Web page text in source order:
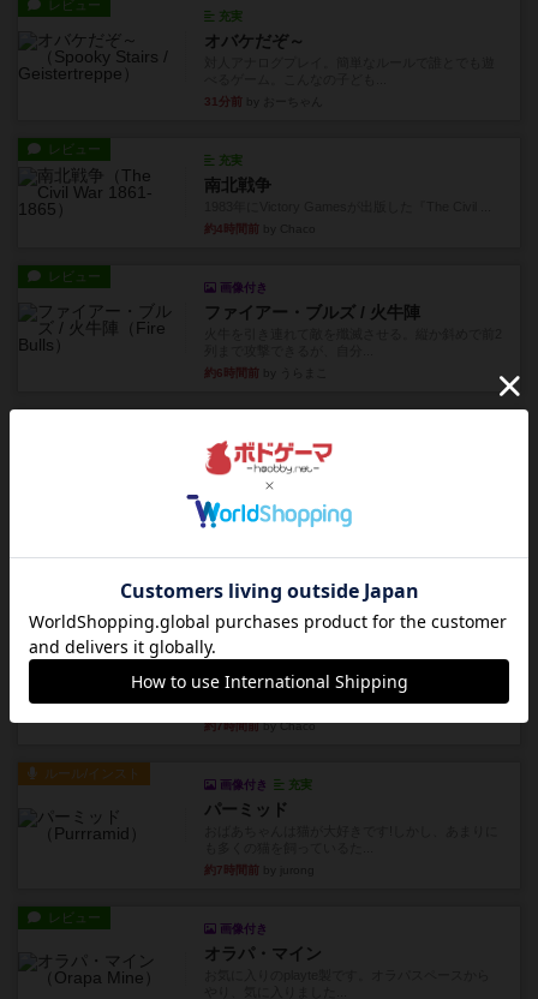
レビュー
充実
オバケだぞ～
31分前
レビュー
充実
南北戦争
約4時間前
レビュー
画像付き
ファイアー・ブルズ / 火牛陣
約6時間前
カードをめくるかパスをするかを決めてパスした
時のカード数字が得点になる...
by mob567
中から他のプレイヤーに当て...
レビュー 海兵隊
1988年にVictory Gamesが出版した
『Leathernec...
約7時間前by Chaco
ルール/インスト
画像付き 充実
パーミッド
約7時間前
レビュー
画像付き
オラパ・マイン